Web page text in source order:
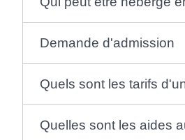
Demande d'admission
Quels sont les tarifs
Quelles sont les aides